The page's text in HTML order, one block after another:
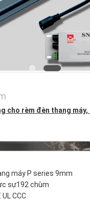
cho rèm đèn thang máy,
máy P series 9mm
sự192 chùm
CCC